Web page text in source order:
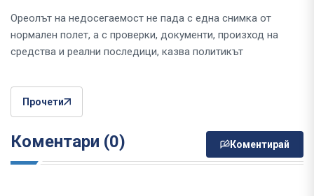
Ореолът на недосегаемост не пада с една снимка от
нормален полет, а с проверки, документи, произход на
средства и реални последици, казва политикът
Прочети
Коментари (0) Коментирай